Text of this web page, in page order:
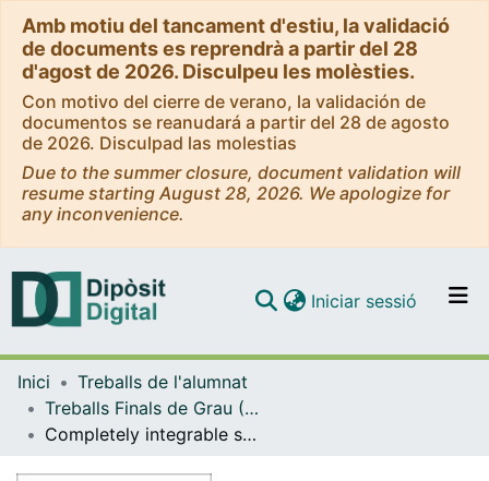
Amb motiu del tancament d'estiu, la validació
de documents es reprendrà a partir del 28
d'agost de 2026. Disculpeu les molèsties.
Con motivo del cierre de verano, la validación de
documentos se reanudará a partir del 28 de agosto
de 2026. Disculpad las molestias
Due to the summer closure, document validation will
resume starting August 28, 2026. We apologize for
any inconvenience.
Navega per tot el DD
Iniciar sessió (current)
Inici
Treballs de l'alumnat
Treballs Finals de Grau (TFG) - Matemàtiques
Completely integrable systems on hamiltonian mechanics